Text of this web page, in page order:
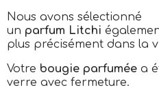
Nous avons sélectionné
un parfum Litchi
plus précisément dans la
Votre bougie parfumée a
verre avec fermeture.